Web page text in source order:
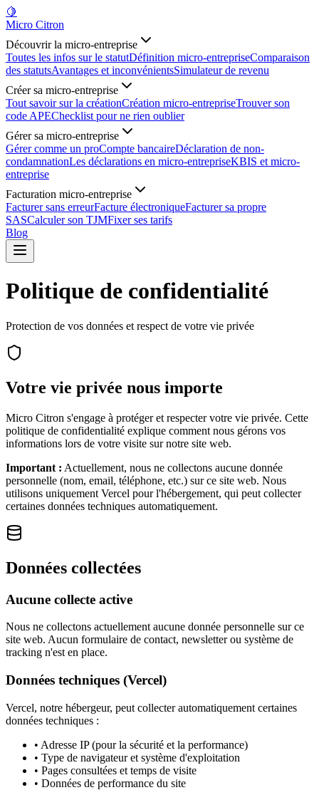
🍋
Micro Citron
Découvrir la micro-entreprise
Toutes les infos sur le statutDéfinition micro-entrepriseComparaison
des statutsAvantages et inconvénientsSimulateur de revenu
Créer sa micro-entreprise
Tout savoir sur la créationCréation micro-entrepriseTrouver son
code APEChecklist pour ne rien oublier
Gérer sa micro-entreprise
Gérer comme un proCompte bancaireDéclaration de non-
condamnationLes déclarations en micro-entrepriseKBIS et micro-
entreprise
Facturation micro-entreprise
Facturer sans erreurFacture électroniqueFacturer sa propre
SASCalculer son TJMFixer ses tarifs
Blog
Politique de confidentialité
Protection de vos données et respect de votre vie privée
Votre vie privée nous importe
Micro Citron s'engage à protéger et respecter votre vie privée. Cette
politique de confidentialité explique comment nous gérons vos
informations lors de votre visite sur notre site web.
Important : Actuellement, nous ne collectons aucune donnée
personnelle (nom, email, téléphone, etc.) sur ce site web. Nous
utilisons uniquement Vercel pour l'hébergement, qui peut collecter
certaines données techniques automatiquement.
Données collectées
Aucune collecte active
Nous ne collectons actuellement aucune donnée personnelle sur ce
site web. Aucun formulaire de contact, newsletter ou système de
tracking n'est en place.
Données techniques (Vercel)
Vercel, notre hébergeur, peut collecter automatiquement certaines
données techniques :
• Adresse IP (pour la sécurité et la performance)
• Type de navigateur et système d'exploitation
• Pages consultées et temps de visite
• Données de performance du site